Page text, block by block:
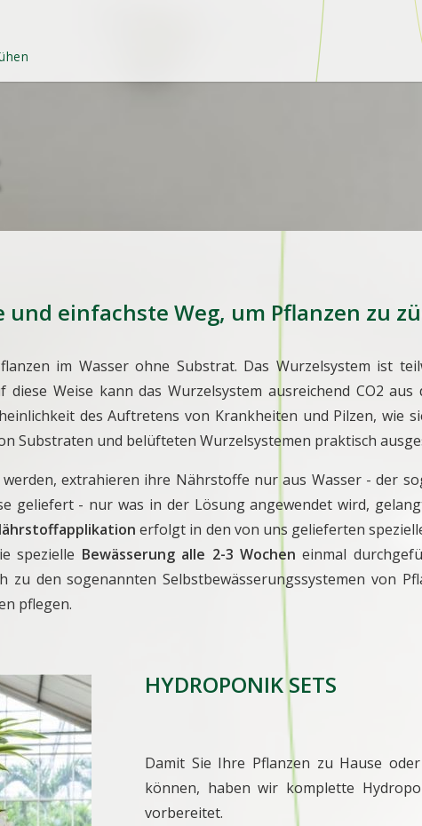
und einfachste Weg, um Pflanzen zu
im Wasser ohne Substrat. Das Wurzelsystem ist
Weise kann das Wurzelsystem ausreichend CO2
des Auftretens von Krankheiten und Pilzen, wie
Substraten und belüfteten Wurzelsystemen praktisch
extrahieren ihre Nährstoffe nur aus Wasser - der
geliefert - nur was in der Lösung angewendet wird,
erfolgt in den von uns gelieferten
spezielle Bewässerung alle 2-3 Wochen einmal
zu den sogenannten Selbstbewässerungssystemen von
pflegen.
HYDROPONIK SETS
Damit Sie Ihre Pflanzen zu Hause
können, haben wir komplette
vorbereitet.